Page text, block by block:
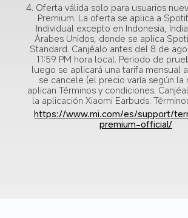
4. Oferta válida solo para usuarios
Premium. La oferta se aplica a
Individual excepto en Indonesia,
Árabes Unidos, donde se aplica
Standard. Canjéalo antes del 8 de
11:59 PM hora local. Periodo de
luego se aplicará una tarifa mensual
se cancele (el precio varía según la
aplican Términos y condiciones.
la aplicación Xiaomi Earbuds.
https://www.mi.com/es/support/
premium-official/